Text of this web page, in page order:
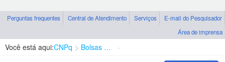
Perguntas frequentes Central de Atendimento Serviços
E-mail do Pesquisador
Área de imprensa
Você está aqui:CNPq Bolsas e Auxílios Vigentes